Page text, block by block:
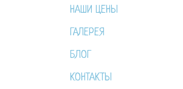
НАШИ ЦЕНЫ
ГАЛЕРЕЯ
БЛОГ
КОНТАКТЫ